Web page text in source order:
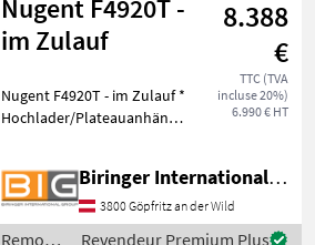
Nugent F4920T -
im Zulauf
8.388
€
TTC (TVA
incluse 20%)
6.990 € HT
Nugent F4920T - im Zulauf *
Hochlader/Plateauanhänger
vollfeuerverzinktem Stahl
gefertigt * Boden aus einer
speziell beschi
Biringer International GmbH
3800 Göpfritz an der Wild
RemorquesRevendeur Premium Plus